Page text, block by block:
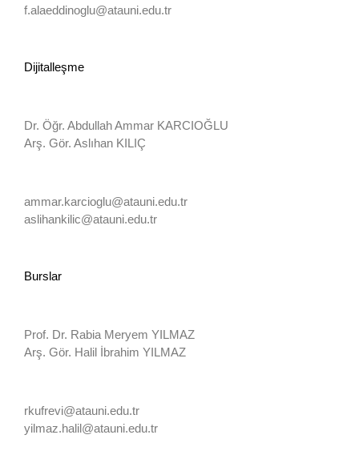
f.alaeddinoglu@atauni.edu.tr
Dijitalleşme
Dr. Öğr. Abdullah Ammar KARCIOĞLU
Arş. Gör. Aslıhan KILIÇ
ammar.karcioglu@atauni.edu.tr
aslihankilic@atauni.edu.tr
Burslar
Prof. Dr. Rabia Meryem YILMAZ
Arş. Gör. Halil İbrahim YILMAZ
rkufrevi@atauni.edu.tr
yilmaz.halil@atauni.edu.tr